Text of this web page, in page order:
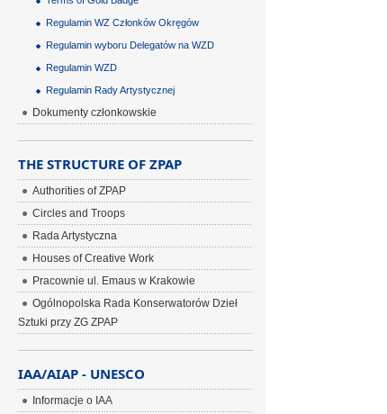
Regulamin WZ Członków Okręgów
Regulamin wyboru Delegatów na WZD
Regulamin WZD
Regulamin Rady Artystycznej
Dokumenty członkowskie
THE STRUCTURE OF ZPAP
Authorities of ZPAP
Circles and Troops
Rada Artystyczna
Houses of Creative Work
Pracownie ul. Emaus w Krakowie
Ogólnopolska Rada Konserwatorów Dzieł
Sztuki przy ZG ZPAP
IAA/AIAP - UNESCO
Informacje o IAA